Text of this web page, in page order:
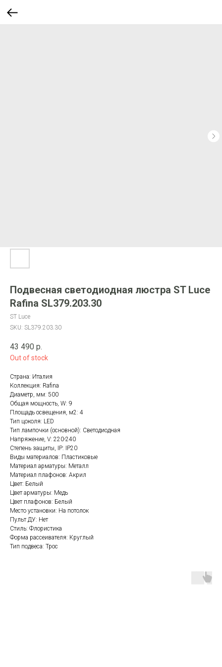
Подвесная светодиодная люстра ST Luce
Rafina SL379.203.30
ST Luce
SKU: SL379.203.30
43 490 р.
Out of stock
Страна: Италия
Коллекция: Rafina
Диаметр, мм: 500
Общая мощность, W: 9
Площадь освещения, м2: 4
Тип цоколя: LED
Тип лампочки (основной): Светодиодная
Напряжение, V: 220-240
Степень защиты, IP: IP20
Виды материалов: Пластиковые
Материал арматуры: Металл
Материал плафонов: Акрил
Цвет: Белый
Цвет арматуры: Медь
Цвет плафонов: Белый
Место установки: На потолок
Пульт ДУ: Нет
Стиль: Флористика
Форма рассеивателя: Круглый
Тип подвеса: Трос